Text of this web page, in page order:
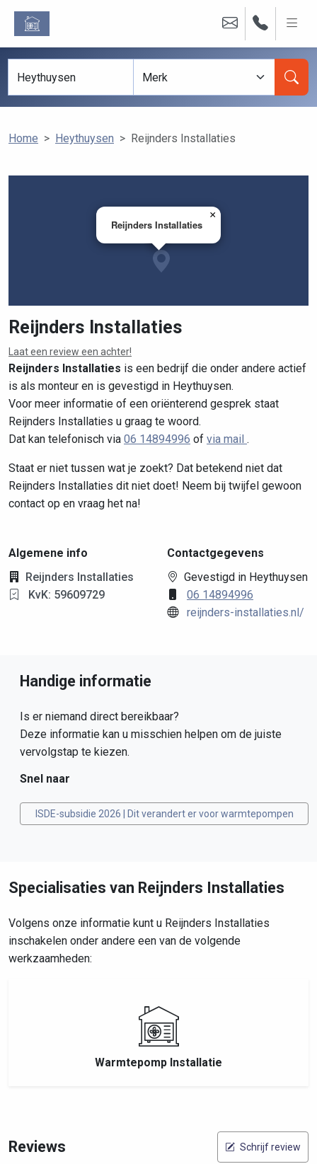
Home Heythuysen Reijnders Installaties
Reijnders Installaties
×
Leaflet|©OpenStreetMapcontributors
Reijnders Installaties
Laat een review een achter!
Reijnders Installaties is een bedrijf die onder andere actief
is als monteur en is gevestigd in Heythuysen.
Voor meer informatie of een oriënterend gesprek staat
Reijnders Installaties u graag te woord.
Dat kan telefonisch via 06 14894996 of via mail .
Staat er niet tussen wat je zoekt? Dat betekend niet dat
Reijnders Installaties dit niet doet! Neem bij twijfel gewoon
contact op en vraag het na!
Algemene info
Reijnders Installaties
KvK: 59609729
Contactgegevens
Gevestigd in Heythuysen
06 14894996
reijnders-installaties.nl/
Handige informatie
Is er niemand direct bereikbaar?
Deze informatie kan u misschien helpen om de juiste
vervolgstap te kiezen.
Snel naar
ISDE-subsidie 2026 | Dit verandert er voor warmtepompen
Specialisaties van Reijnders Installaties
Volgens onze informatie kunt u Reijnders Installaties
inschakelen onder andere een van de volgende
werkzaamheden:
Warmtepomp Installatie
Reviews Schrijf review